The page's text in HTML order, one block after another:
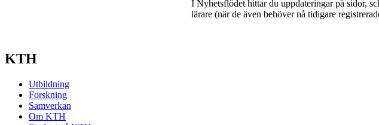
I Nyhetsflödet hittar du uppdateringar på sidor,
lärare (när de även behöver nå tidigare
KTH
Utbildning
Forskning
Samverkan
Om KTH